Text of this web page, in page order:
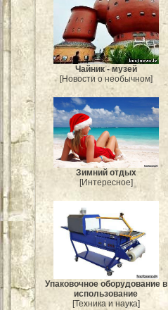
Чайник - музей
[Новости о необычном]
Зимний отдых
[Интересное]
Упаковочное оборудование в
использование
[Техника и наука]